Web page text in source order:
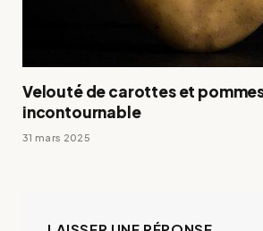
Velouté de carottes et
incontournable
31 mars 2025